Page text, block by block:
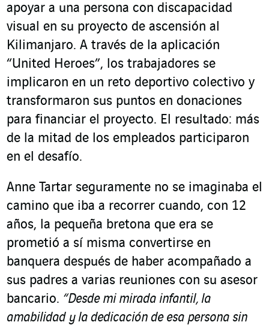
apoyar a una persona con discapacidad
visual en su proyecto de ascensión al
Kilimanjaro. A través de la aplicación
“United Heroes”, los trabajadores se
implicaron en un reto deportivo colectivo y
transformaron sus puntos en donaciones
para financiar el proyecto. El resultado: más
de la mitad de los empleados participaron
en el desafío.
Anne Tartar seguramente no se imaginaba el
camino que iba a recorrer cuando, con 12
años, la pequeña bretona que era se
prometió a sí misma convertirse en
banquera después de haber acompañado a
sus padres a varias reuniones con su asesor
bancario. “Desde mi mirada infantil, la
amabilidad y la dedicación de esa persona sin